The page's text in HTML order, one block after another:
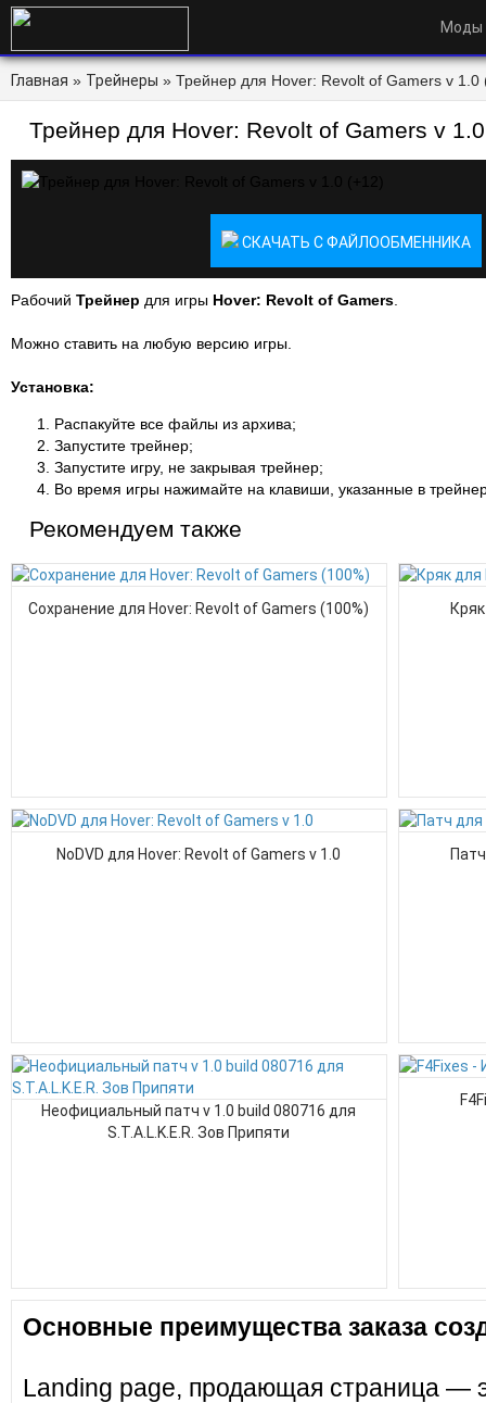
Моды
Главная » Трейнеры » Трейнер для Hover: Revolt of Gamers v 1.0
Трейнер для Hover: Revolt of Gamers v
СКАЧАТЬ С ФАЙЛООБМЕННИКА
Рабочий Трейнер для игры Hover: Revolt of Gamers
Можно ставить на любую версию игры.
Установка:
Распакуйте все файлы из архива;
Запустите трейнер;
Запустите игру, не закрывая трейнер;
Во время игры нажимайте на клавиши, указанные в
Рекомендуем также
Сохранение для Hover: Revolt of Gamers (100%)
NoDVD для Hover: Revolt of Gamers v 1.0
Неофициальный патч v 1.0 build 080716 для
S.T.A.L.K.E.R. Зов Припяти
Основные преимущества заказа
Landing page, продающая страница —